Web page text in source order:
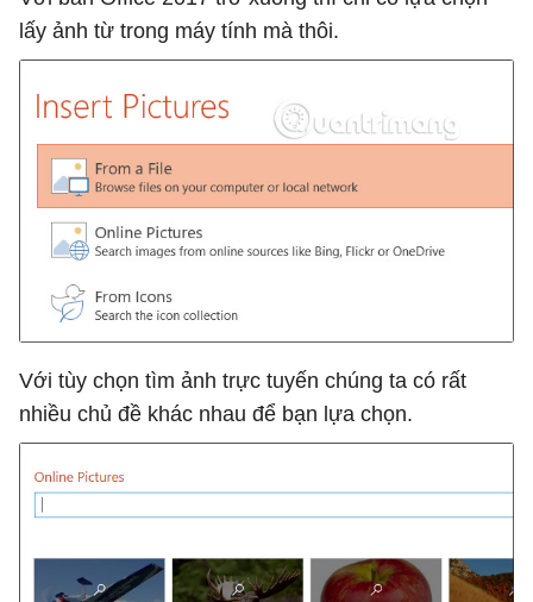
lấy ảnh từ trong máy tính mà thôi.
Với tùy chọn tìm ảnh trực tuyến chúng ta có rất
nhiều chủ đề khác nhau để bạn lựa chọn.